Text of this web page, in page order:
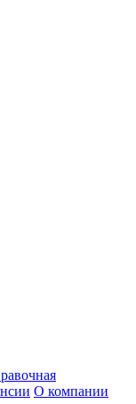
О компании